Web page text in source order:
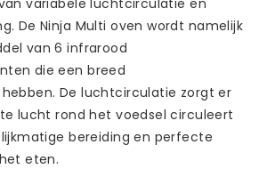
De Ninja Multi oven wordt namelijk
van 6 infrarood
die een breed
De luchtcirculatie zorgt er
lucht rond het voedsel circuleert
bereiding en perfecte
eten.